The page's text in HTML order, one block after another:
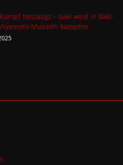
bestätigt – Baki wird in Baki-
Musashi kämpfen